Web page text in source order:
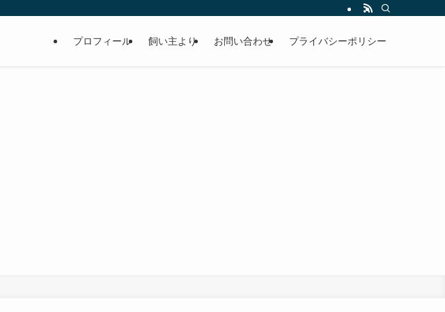
プロフィール 飼い主より お問い合わせ プライバシーポリシー